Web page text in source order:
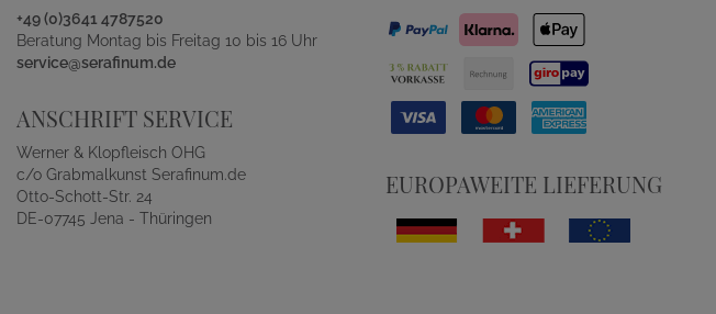
+49 (0)3641 4787520
Beratung Montag bis Freitag 10 bis 16 Uhr
service@serafinum.de
ANSCHRIFT SERVICE
Werner & Klopfleisch OHG
c/o Grabmalkunst Serafinum.de
Otto-Schott-Str. 24
DE-07745 Jena - Thüringen
EUROPAWEITE LIEFERUNG